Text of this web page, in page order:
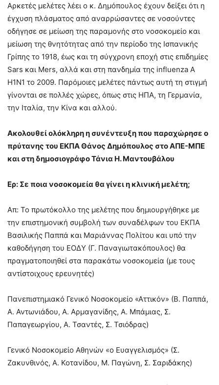
Αρκετές μελέτες λέει ο κ. Δημόπουλος έχουν δείξει ότι η
έγχυση πλάσματος από αναρρώσαντες σε νοσούντες
οδήγησε σε μείωση της παραμονής στο νοσοκομείο και
μείωση της θνητότητας από την περίοδο της Ισπανικής
Γρίπης το 1918, έως και τη σύγχρονη εποχή στις επιδημίες
Sars και Mers, αλλά και στη πανδημία της influenza A
H1N1 το 2009. Παρόμοιες μελέτες πάντως αυτή τη στιγμή
γίνονται σε πολλές χώρες, όπως στις ΗΠΑ, τη Γερμανία,
την Ιταλία, την Κίνα και αλλού.
Ακολουθεί ολόκληρη η συνέντευξη που παραχώρησε ο
πρύτανης του ΕΚΠΑ Θάνος Δημόπουλος στο ΑΠΕ-ΜΠΕ
και στη δημοσιογράφο Τάνια Η. Μαντουβάλου
Ερ: Σε ποια νοσοκομεία θα γίνει η κλινική μελέτη;
Απ: Το πρωτόκολλο της μελέτης που δημιουργήθηκε με
την επιστημονική συμβολή των συναδέλφων του ΕΚΠΑ
Βασιλικής Παππά και Μαριάννας Πολίτου και υπό την
καθοδήγηση του ΕΟΔΥ (Γ. Παναγιωτακόπουλος) θα
πραγματοποιηθεί στα παρακάτω νοσοκομεία (με τους
αντίστοιχους ερευνητές)
Πανεπιστημιακό Γενικό Νοσοκομείο «Αττικόν» (Β. Παππά,
Α. Αντωνιάδου, Α. Αρμαγανίδης, Α. Μπάμιας, Σ.
Παπαγεωργίου, Α. Τσαντές, Σ. Τσιόδρας)
Γενικό Νοσοκομείο Αθηνών «ο Ευαγγελισμός» (Σ.
Ζακυνθινός, Α. Κοτανίδου, Μ. Παγώνη, Σ. Σαριδάκης)